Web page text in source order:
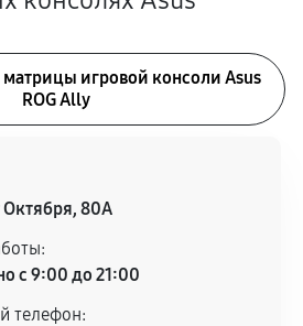
игровой консоли Asus
ROG Ally
Октября, 80А
с 9:00 до 21:00
телефон: